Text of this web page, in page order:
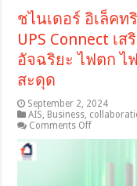
ชไนเดอร์ อิเล็คท
UPS Connect เ
อัจฉริยะ ไฟตก ไ
สะดุด
September 2, 2024
AIS, Business,
Comments Offon
ช